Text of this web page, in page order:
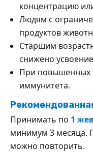
концентрацию
Людям с
продуктов
Старшим
снижено
При повышенных
иммунитета.
Принимать по 1
минимум 3 месяца.
можно повторить.